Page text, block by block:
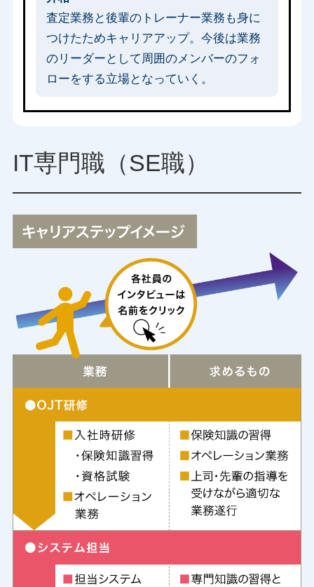
査定業務と後輩のトレーナー業務も身に
つけたためキャリアアップ。今後は業務
のリーダーとして周囲のメンバーのフォ
ローをする立場となっていく。
IT専門職（SE職）